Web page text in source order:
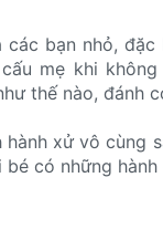
các bạn nhỏ,
mẹ khi
thế nào, đánh
xử vô cùng
có những